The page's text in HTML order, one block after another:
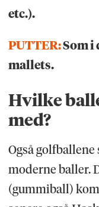
etc.).
PUTTER:Som i
mallets.
Hvilke
med?
Også golfballene
moderne baller.
(gummiball)